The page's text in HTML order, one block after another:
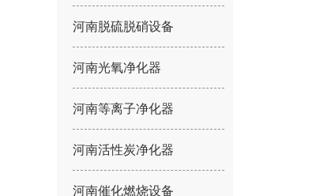
河南脱硫脱硝设备
河南光氧净化器
河南等离子净化器
河南活性炭净化器
河南催化燃烧设备